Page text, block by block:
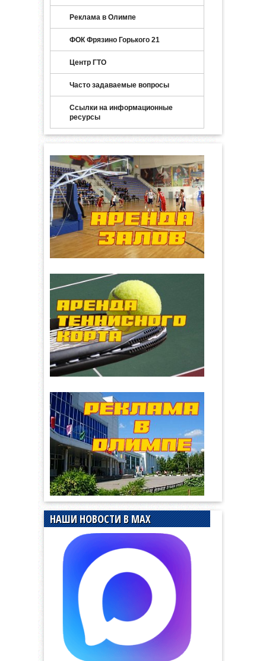
Реклама в Олимпе
ФОК Фрязино Горького 21
Центр ГТО
Часто задаваемые вопросы
Ссылки на информационные
ресурсы
НАШИ НОВОСТИ В MAX